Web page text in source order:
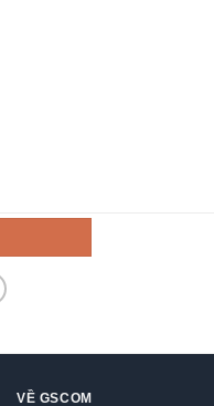
VỀ GSCOM